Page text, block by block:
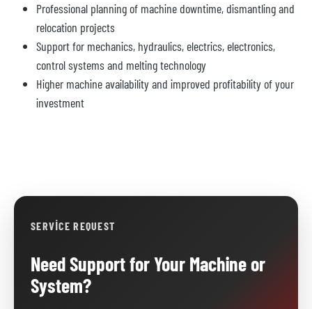
Professional planning of machine downtime, dismantling and
relocation projects
Support for mechanics, hydraulics, electrics, electronics,
control systems and melting technology
Higher machine availability and improved profitability of your
investment
SERVICE REQUEST
Need Support for Your Machine or
System?